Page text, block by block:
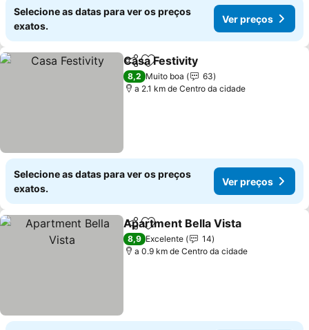
Selecione as datas para ver os preços
exatos.
Ver preços
PartilharAdicionar aos favoritos
Casa Festivity
8,2 Muito boa
63
a 2.1 km de Centro da cidade
Selecione as datas para ver os preços
exatos.
Ver preços
PartilharAdicionar aos favoritos
Apartment Bella Vista
8,9 Excelente
14
a 0.9 km de Centro da cidade